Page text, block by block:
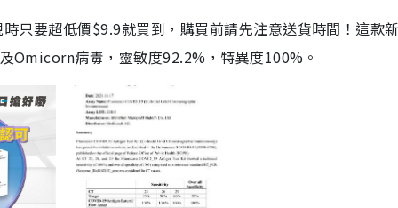
只要超低價$9.9就買到，購買前請先注意送貨時間！這款
Omicorn病毒，靈敏度92.2%，特異度100%。